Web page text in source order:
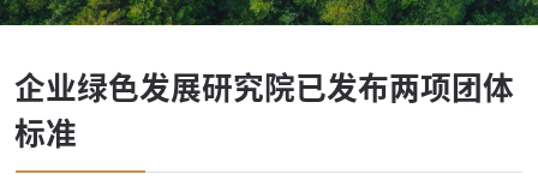
企业绿色发展研究院已发布两项团体
标准